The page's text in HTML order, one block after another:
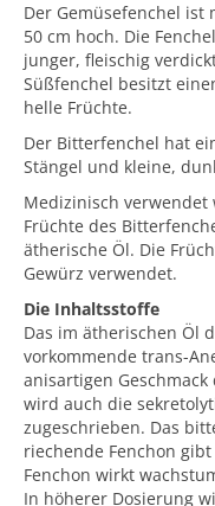
Der Gemüsefenchel
50 cm hoch. Die
junger, fleischig
Süßfenchel besitzt
helle Früchte.
Der Bitterfenchel hat
Stängel und kleine,
Medizinisch verwendet
Früchte des
ätherische Öl. Die
Gewürz verwendet.
Die Inhaltsstoffe
Das im ätherischen Öl
vorkommende trans-
anisartigen
wird auch die
zugeschrieben. Das
riechende Fenchon
Fenchon wirkt
In höherer Dosierung